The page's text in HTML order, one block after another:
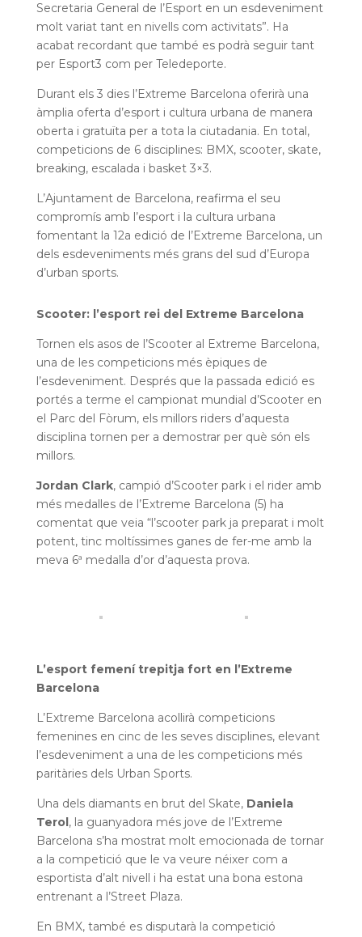
Secretaria General de l’Esport en un esdeveniment
molt variat tant en nivells com activitats”. Ha
acabat recordant que també es podrà seguir tant
per Esport3 com per Teledeporte.
Durant els 3 dies l’Extreme Barcelona oferirà una
àmplia oferta d’esport i cultura urbana de manera
oberta i gratuïta per a tota la ciutadania. En total,
competicions de 6 disciplines: BMX, scooter, skate,
breaking, escalada i basket 3×3.
L’Ajuntament de Barcelona, reafirma el seu
compromís amb l’esport i la cultura urbana
fomentant la 12a edició de l’Extreme Barcelona, un
dels esdeveniments més grans del sud d’Europa
d’urban sports.
Scooter: l’esport rei del Extreme Barcelona
Tornen els asos de l’Scooter al Extreme Barcelona,
una de les competicions més èpiques de
l’esdeveniment. Després que la passada edició es
portés a terme el campionat mundial d’Scooter en
el Parc del Fòrum, els millors riders d’aquesta
disciplina tornen per a demostrar per què són els
millors.
Jordan Clark, campió d’Scooter park i el rider amb
més medalles de l’Extreme Barcelona (5) ha
comentat que veia “l’scooter park ja preparat i molt
potent, tinc moltíssimes ganes de fer-me amb la
meva 6ª medalla d’or d’aquesta prova.
L’esport femení trepitja fort en l’Extreme
Barcelona
L’Extreme Barcelona acollirà competicions
femenines en cinc de les seves disciplines, elevant
l’esdeveniment a una de les competicions més
paritàries dels Urban Sports.
Una dels diamants en brut del Skate, Daniela
Terol, la guanyadora més jove de l’Extreme
Barcelona s’ha mostrat molt emocionada de tornar
a la competició que le va veure néixer com a
esportista d’alt nivell i ha estat una bona estona
entrenant a l’Street Plaza.
En BMX, també es disputarà la competició